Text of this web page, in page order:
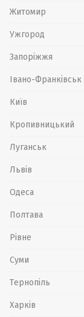
Житомир
Ужгород
Запоріжжя
Івано-Франківськ
Київ
Кропивницький
Луганськ
Львів
Одеса
Полтава
Рівне
Суми
Тернопіль
Харків